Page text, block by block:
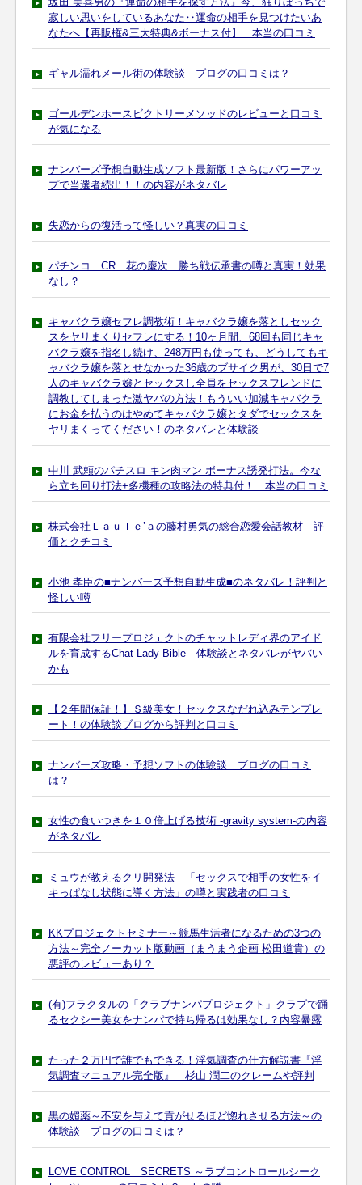
寂しい思いをしているあなた‥運命の相手を見つけたいあ
なたへ【再販権&三大特典&ボーナス付】 本当の口コミ
ギャル濡れメール術の体験談 ブログの口コミは？
ゴールデンホースビクトリーメソッドのレビューと口コミ
が気になる
ナンバーズ予想自動生成ソフト最新版！さらにパワーアッ
プで当選者続出！！の内容がネタバレ
失恋からの復活って怪しい？真実の口コミ
パチンコ CR 花の慶次 勝ち戦伝承書の噂と真実！効果
なし？
キャバクラ嬢セフレ調教術！キャバクラ嬢を落としセック
スをヤリまくりセフレにする！10ヶ月間、68回も同じキャ
バクラ嬢を指名し続け、248万円も使っても、どうしてもキ
ャバクラ嬢を落とせなかった36歳のブサイク男が、30日で7
人のキャバクラ嬢とセックスし全員をセックスフレンドに
調教してしまった激ヤバの方法！もういい加減キャバクラ
にお金を払うのはやめてキャバクラ嬢とタダでセックスを
ヤリまくってください！のネタバレと体験談
中川 武頼のパチスロ キン肉マン ボーナス誘発打法。今な
ら立ち回り打法+多機種の攻略法の特典付！ 本当の口コミ
株式会社Ｌａｕｌｅ’ａの藤村勇気の総合恋愛会話教材 評
価とクチコミ
小池 孝臣の■ナンバーズ予想自動生成■のネタバレ！評判と
怪しい噂
有限会社フリープロジェクトのチャットレディ界のアイド
ルを育成するChat Lady Bible 体験談とネタバレがヤバい
かも
【２年間保証！】Ｓ級美女！セックスなだれ込みテンプレ
ート！の体験談ブログから評判と口コミ
ナンバーズ攻略・予想ソフトの体験談 ブログの口コミ
は？
女性の食いつきを１０倍上げる技術 -gravity system-の内容
がネタバレ
ミュウが教えるクリ開発法 「セックスで相手の女性をイ
キっぱなし状態に導く方法」の噂と実践者の口コミ
KKプロジェクトセミナー～競馬生活者になるための3つの
方法～完全ノーカット版動画（まうまう企画 松田道貴）の
悪評のレビューあり？
(有)フラクタルの「クラブナンパプロジェクト」クラブで踊
るセクシー美女をナンパで持ち帰るは効果なし？内容暴露
たった２万円で誰でもできる！浮気調査の仕方解説書『浮
気調査マニュアル完全版』 杉山 潤二のクレームや評判
黒の媚薬～不安を与えて貢がせるほど惚れさせる方法～の
体験談 ブログの口コミは？
LOVE CONTROL SECRETS ～ラブコントロールシーク